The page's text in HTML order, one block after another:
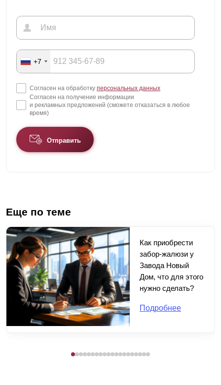
+7
Согласен на обработку персональных данных
Согласен на получение информации
и рекламных предложений (сможете отказаться в любое
время)
Отправить
Еще по теме
Как приобрести
забор-жалюзи у
Завода Новый
Дом, что для этого
нужно сделать?
Подробнее